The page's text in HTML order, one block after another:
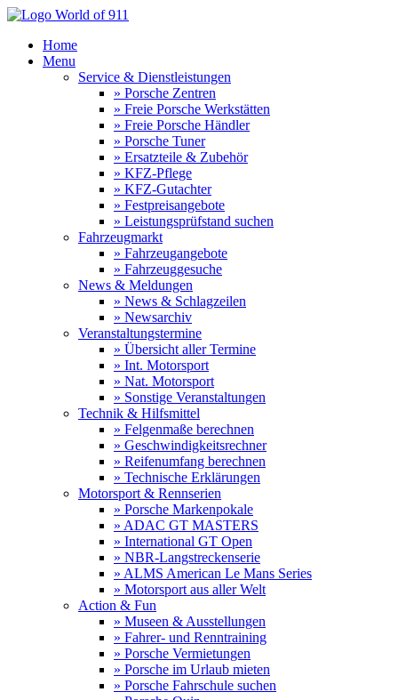
Home
Menu
Service & Dienstleistungen
» Porsche Zentren
» Freie Porsche Werkstätten
» Freie Porsche Händler
» Porsche Tuner
» Ersatzteile & Zubehör
» KFZ-Pflege
» KFZ-Gutachter
» Festpreisangebote
» Leistungsprüfstand suchen
Fahrzeugmarkt
» Fahrzeugangebote
» Fahrzeuggesuche
News & Meldungen
» News & Schlagzeilen
» Newsarchiv
Veranstaltungstermine
» Übersicht aller Termine
» Int. Motorsport
» Nat. Motorsport
» Sonstige Veranstaltungen
Technik & Hilfsmittel
» Felgenmaße berechnen
» Geschwindigkeitsrechner
» Reifenumfang berechnen
» Technische Erklärungen
Motorsport & Rennserien
» Porsche Markenpokale
» ADAC GT MASTERS
» International GT Open
» NBR-Langstreckenserie
» ALMS American Le Mans Series
» Motorsport aus aller Welt
Action & Fun
» Museen & Ausstellungen
» Fahrer- und Renntraining
» Porsche Vermietungen
» Porsche im Urlaub mieten
» Porsche Fahrschule suchen